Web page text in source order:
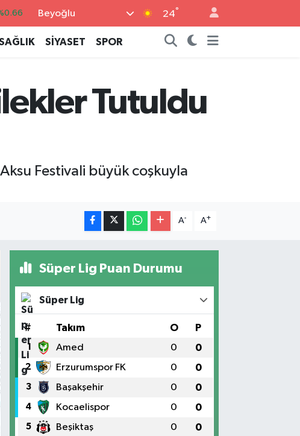
%0.18
%0
Beyoğlu 24°
SİYASET SPOR
Tutuldu
Festivali büyük coşkuyla
A- A+
Süper Lig Puan Durumu
Süper Lig
# Takım O P
1 Amed 0 0
2 Erzurumspor FK 0 0
3 Başakşehir 0 0
4 Kocaelispor 0 0
5 Beşiktaş 0 0